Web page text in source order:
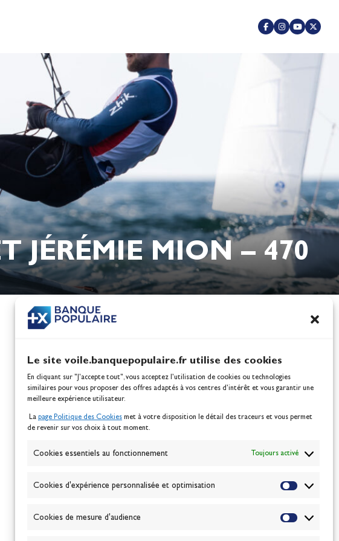
Le site voile.banquepopulaire.fr utilise des cookies
En cliquant sur "J'accepte tout", vous acceptez l’utilisation de cookies ou technologies
similaires pour vous proposer des offres adaptés à vos centres d’intérêt et vous garantir une
meilleure expérience utilisateur.
La page Politique des Cookies met à votre disposition le détail des traceurs et vous permet
de revenir sur vos choix à tout moment.
Cookies essentiels au fonctionnement Toujours activé
Cookies d'expérience personnalisée et optimisation
Cookies de mesure d'audience
JÉRÉMIE MION – 470
et Lou
100% Glisse - Écoles
ABONNEZ-VOUS
J'accepte la